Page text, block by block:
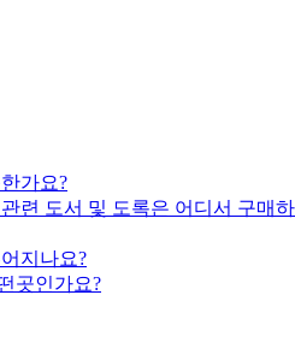
가요?
련 도서 및 도록은 어디서 구매하
지나요?
곳인가요?